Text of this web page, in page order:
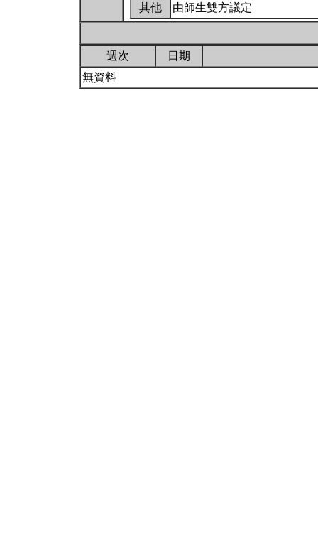
其他 由師生雙方議定
週次
日期
無資料